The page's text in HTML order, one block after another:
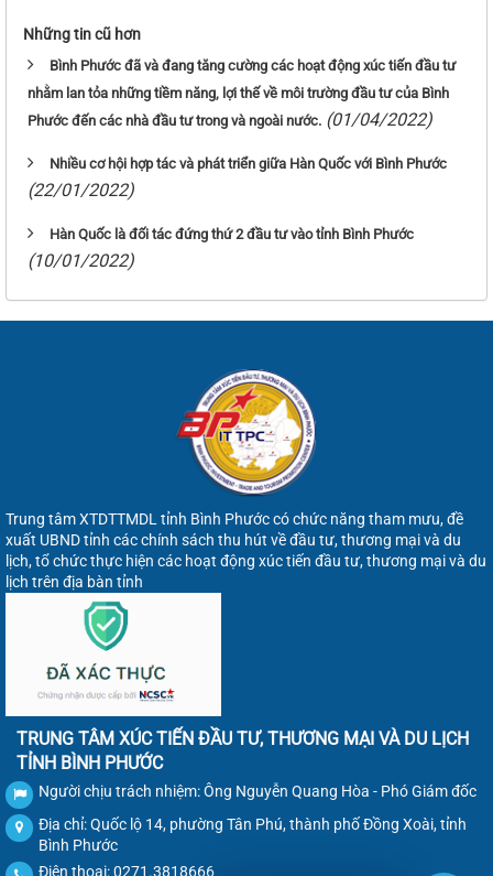
Những tin cũ hơn
Bình Phước đã và đang tăng cường các hoạt động xúc tiến đầu tư
nhằm lan tỏa những tiềm năng, lợi thế về môi trường đầu tư của Bình
Phước đến các nhà đầu tư trong và ngoài nước. (01/04/2022)
Nhiều cơ hội hợp tác và phát triển giữa Hàn Quốc với Bình Phước
(22/01/2022)
Hàn Quốc là đối tác đứng thứ 2 đầu tư vào tỉnh Bình Phước
(10/01/2022)
Trung tâm XTDTTMDL tỉnh Bình Phước có chức năng tham mưu, đề
xuất UBND tỉnh các chính sách thu hút về đầu tư, thương mại và du
lịch, tổ chức thực hiện các hoạt động xúc tiến đầu tư, thương mại và du
lịch trên địa bàn tỉnh
TRUNG TÂM XÚC TIẾN ĐẦU TƯ, THƯƠNG MẠI VÀ DU LỊCH
TỈNH BÌNH PHƯỚC
Người chịu trách nhiệm: Ông Nguyễn Quang Hòa - Phó Giám đốc
Địa chỉ: Quốc lộ 14, phường Tân Phú, thành phố Đồng Xoài, tỉnh
Bình Phước
Điện thoại: 0271.3818666